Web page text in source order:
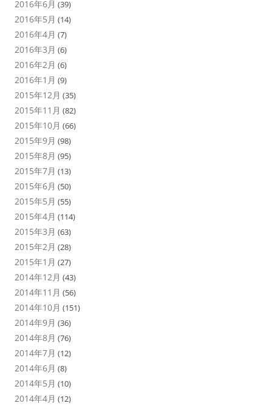
2016年6月 (39)
2016年5月 (14)
2016年4月 (7)
2016年3月 (6)
2016年2月 (6)
2016年1月 (9)
2015年12月 (35)
2015年11月 (82)
2015年10月 (66)
2015年9月 (98)
2015年8月 (95)
2015年7月 (13)
2015年6月 (50)
2015年5月 (55)
2015年4月 (114)
2015年3月 (63)
2015年2月 (28)
2015年1月 (27)
2014年12月 (43)
2014年11月 (56)
2014年10月 (151)
2014年9月 (36)
2014年8月 (76)
2014年7月 (12)
2014年6月 (8)
2014年5月 (10)
2014年4月 (12)